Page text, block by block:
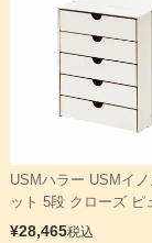
USMハラー USMイ
ット 5段 クローズ ピ
¥28,465税込